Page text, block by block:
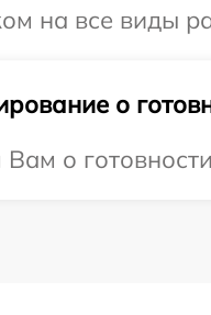
на все виды
о
о